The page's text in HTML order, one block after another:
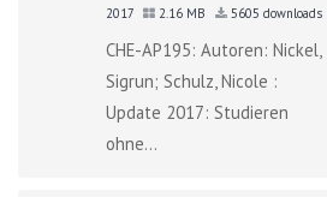
2017
2.16 MB 5605 downloads
CHE-AP195: Autoren: Nickel,
Sigrun; Schulz, Nicole :
Update 2017: Studieren
ohne...